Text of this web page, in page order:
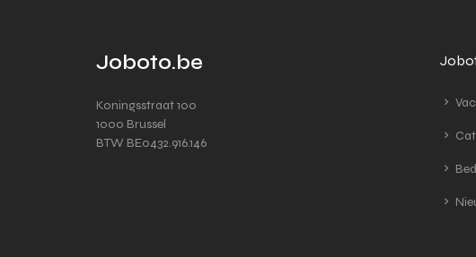
Joboto.be
Koningsstraat 100
1000 Brussel
BTW BE0432.916.146